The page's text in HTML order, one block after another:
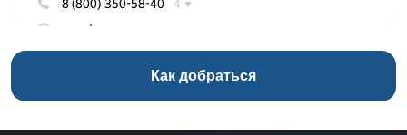
Как добраться